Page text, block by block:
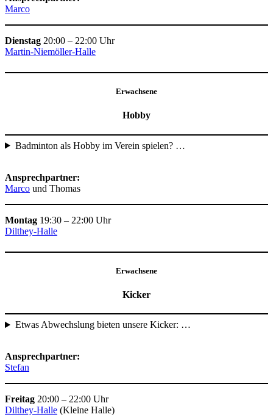
Marco
Dienstag 20:00 – 22:00 Uhr
Martin-Niemöller-Halle
Erwachsene
Hobby
Badminton als Hobby im Verein spielen? …
Ansprechpartner:
Marco und Thomas
Montag 19:30 – 22:00 Uhr
Dilthey-Halle
Erwachsene
Kicker
Etwas Abwechslung bieten unsere Kicker: …
Ansprechpartner:
Stefan
Freitag 20:00 – 22:00 Uhr
Dilthey-Halle (Kleine Halle)